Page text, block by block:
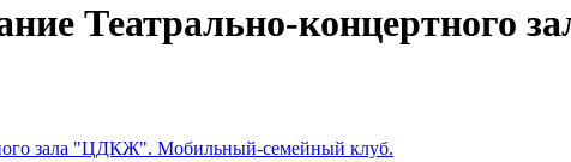
Театрально-